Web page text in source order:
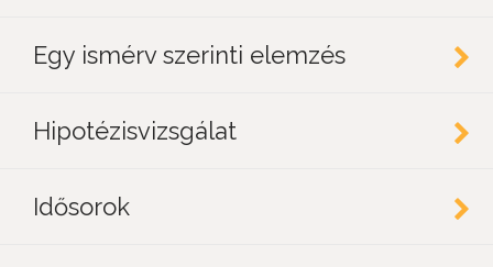
Egy ismérv szerinti elemzés
Hipotézisvizsgálat
Idősorok